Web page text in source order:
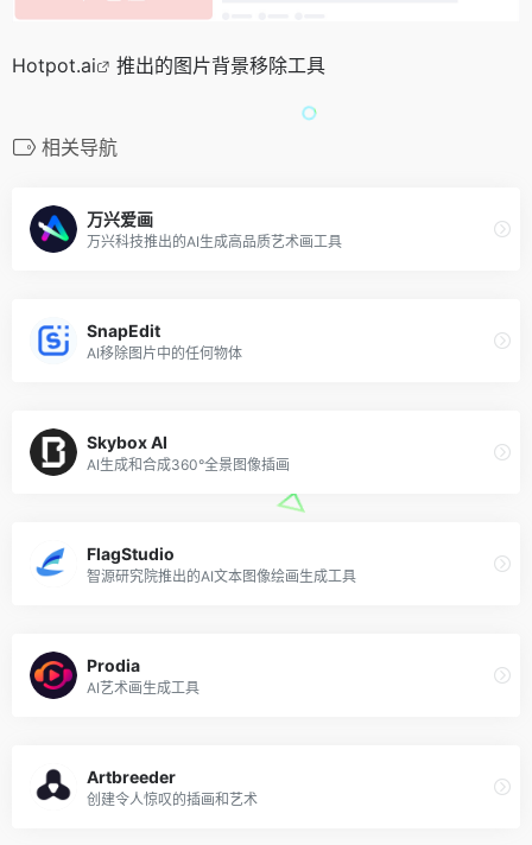
Hotpot.ai 推出的图片背景移除工具
相关导航
万兴爱画
万兴科技推出的AI生成高品质艺术画工具
SnapEdit
AI移除图片中的任何物体
Skybox AI
AI生成和合成360°全景图像插画
FlagStudio
智源研究院推出的AI文本图像绘画生成工具
Prodia
AI艺术画生成工具
Artbreeder
创建令人惊叹的插画和艺术